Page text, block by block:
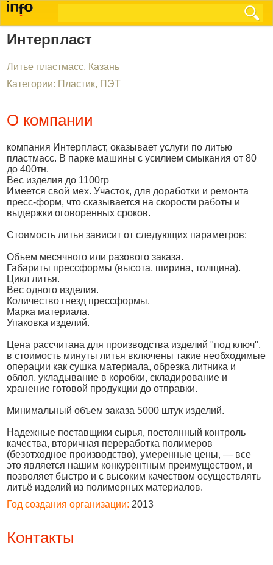
Интерпласт
Литье пластмасс, Казань
Категории: Пластик, ПЭТ
О компании
компания Интерпласт, оказывает услуги по литью
пластмасс. В парке машины с усилием смыкания от 80
до 400тн.
Вес изделия до 1100гр
Имеется свой мех. Участок, для доработки и ремонта
пресс-форм, что сказывается на скорости работы и
выдержки оговоренных сроков.
Стоимость литья зависит от следующих параметров:
Объем месячного или разового заказа.
Габариты прессформы (высота, ширина, толщина).
Цикл литья.
Вес одного изделия.
Количество гнезд прессформы.
Марка материала.
Упаковка изделий.
Цена рассчитана для производства изделий "под ключ",
в стоимость минуты литья включены такие необходимые
операции как сушка материала, обрезка литника и
облоя, укладывание в коробки, складирование и
хранение готовой продукции до отправки.
Минимальный объем заказа 5000 штук изделий.
Надежные поставщики сырья, постоянный контроль
качества, вторичная переработка полимеров
(безотходное производство), умеренные цены, — все
это является нашим конкурентным преимуществом, и
позволяет быстро и с высоким качеством осуществлять
литьё изделий из полимерных материалов.
Год создания организации: 2013
Контакты